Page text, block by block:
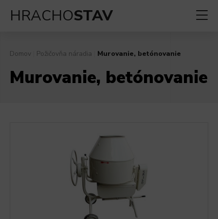
HRACHOSTAV
Domov Požičovňa náradia Murovanie, betónovanie
Murovanie, betónovanie